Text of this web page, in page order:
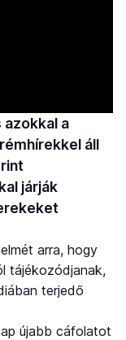
a
áll
járják
arra, hogy
tájékozódjanak,
terjedő
újabb cáfolatot